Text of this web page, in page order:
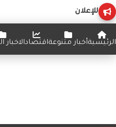
للإعلان
الرئيسيةأخبار متنوعةاقتصادالاخبار